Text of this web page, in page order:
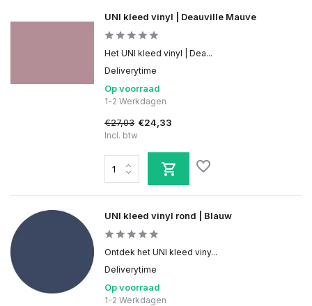
UNI kleed vinyl | Deauville Mauve
Het UNI kleed vinyl | Dea...
Deliverytime
Op voorraad
1-2 Werkdagen
€27,03 €24,33
Incl. btw
UNI kleed vinyl rond | Blauw
Ontdek het UNI kleed viny...
Deliverytime
Op voorraad
1-2 Werkdagen